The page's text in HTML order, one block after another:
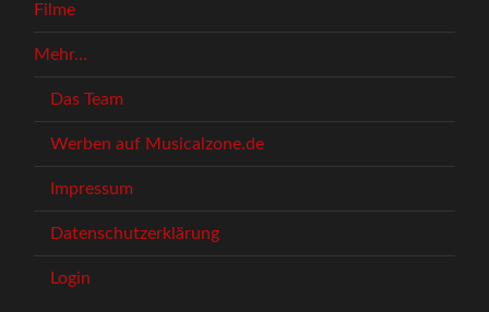
Filme
Mehr…
Das Team
Werben auf Musicalzone.de
Impressum
Datenschutzerklärung
Login